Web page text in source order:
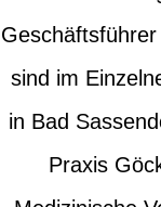
sind im
in Bad
Praxis